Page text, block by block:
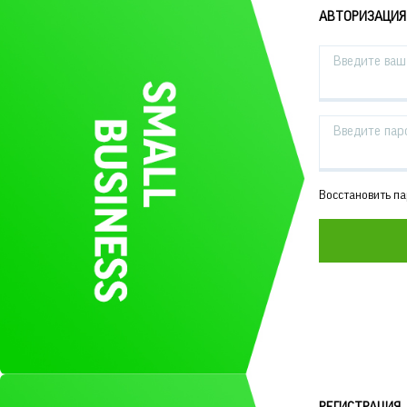
АВТОРИЗАЦИЯ
Введите
Введите
Восстановить